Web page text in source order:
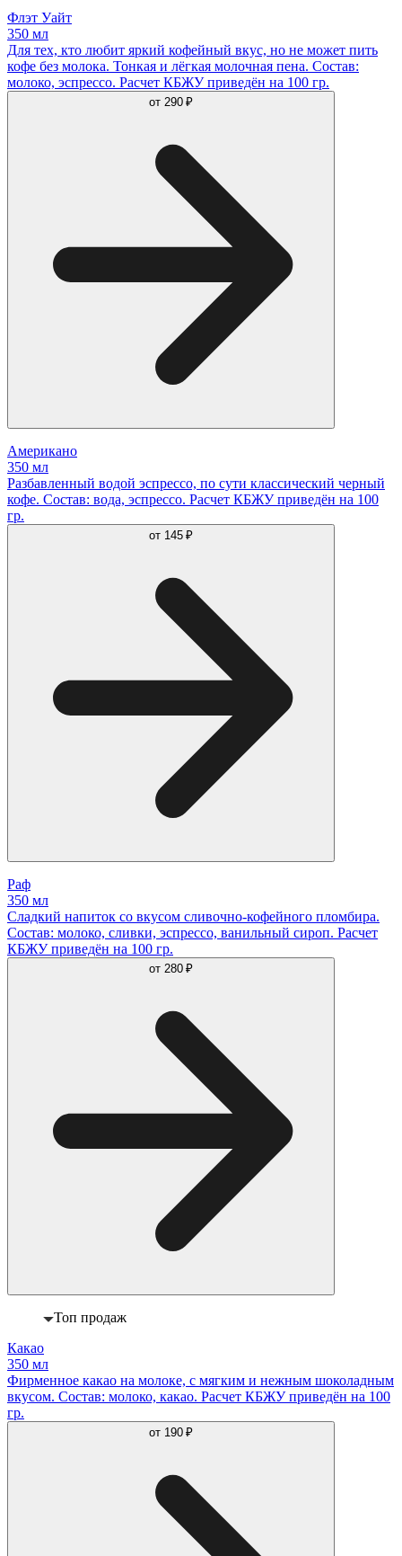
Флэт Уайт
350 мл
Для тех, кто любит яркий кофейный вкус, но не может пить
кофе без молока. Тонкая и лёгкая молочная пена. Состав:
молоко, эспрессо. Расчет КБЖУ приведён на 100 гр.
от 290 ₽
Американо
350 мл
Разбавленный водой эспрессо, по сути классический черный
кофе. Состав: вода, эспрессо. Расчет КБЖУ приведён на 100
гр.
от 145 ₽
Раф
350 мл
Сладкий напиток со вкусом сливочно-кофейного пломбира.
Состав: молоко, сливки, эспрессо, ванильный сироп. Расчет
КБЖУ приведён на 100 гр.
от 280 ₽
Топ продаж
Какао
350 мл
Фирменное какао на молоке, с мягким и нежным шоколадным
вкусом. Состав: молоко, какао. Расчет КБЖУ приведён на 100
гр.
от 190 ₽